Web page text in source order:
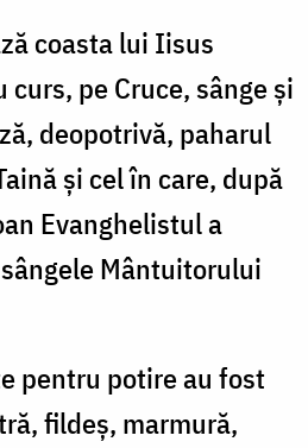
coasta lui Iisus
curs, pe Cruce, sânge și
deopotrivă, paharul
și cel în care, după
Evanghelistul a
Mântuitorului
pentru potire au fost
fildeş, marmură,